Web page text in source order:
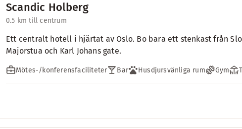
Scandic Holberg
0.5 km till centrum
Ett centralt hotell i hjärtat av Oslo. Bo bara ett stenkast från
Majorstua och Karl Johans gate.
Mötes-/konferensfaciliteter Bar Husdjursvänliga rum Gym